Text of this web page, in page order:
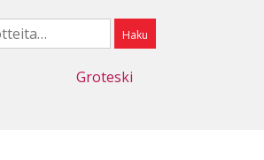
Haku
Groteski